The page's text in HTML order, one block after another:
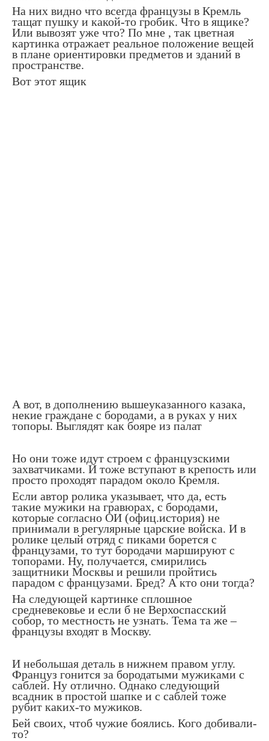
На них видно что всегда французы в Кремль
тащат пушку и какой-то гробик. Что в ящике?
Или вывозят уже что? По мне , так цветная
картинка отражает реальное положение вещей
в плане ориентировки предметов и зданий в
пространстве.
Вот этот ящик
А вот, в дополнению вышеуказанного казака,
некие граждане с бородами, а в руках у них
топоры. Выглядят как бояре из палат
Но они тоже идут строем с французскими
захватчиками. И тоже вступают в крепость или
просто проходят парадом около Кремля.
Если автор ролика указывает, что да, есть
такие мужики на гравюрах, с бородами,
которые согласно ОИ (офиц.история) не
принимали в регулярные царские войска. И в
ролике целый отряд с пиками борется с
французами, то тут бородачи маршируют с
топорами. Ну, получается, смирились
защитники Москвы и решили пройтись
парадом с французами. Бред? А кто они тогда?
На следующей картинке сплошное
средневековье и если б не Верхоспасский
собор, то местность не узнать. Тема та же –
французы входят в Москву.
И небольшая деталь в нижнем правом углу.
Француз гонится за бородатыми мужиками с
саблей. Ну отлично. Однако следующий
всадник в простой шапке и с саблей тоже
рубит каких-то мужиков.
Бей своих, чтоб чужие боялись. Кого добивали-
то?